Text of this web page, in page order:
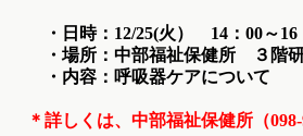
・日時：12/25(火）
14：00～16
・場所：中部福祉保健所 ３階
・内容：呼吸器ケアについて
＊詳しくは、中部福祉保健所（